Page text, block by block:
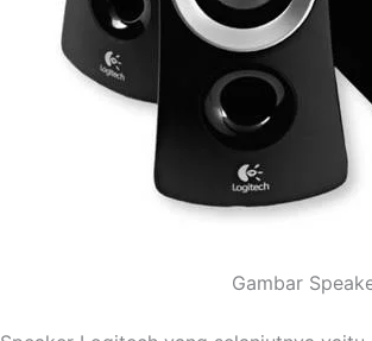
Gambar